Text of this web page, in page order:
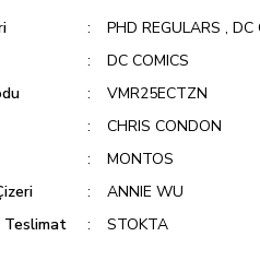
PHD REGULARS , DC
DC COMICS
VMR25ECTZN
CHRIS CONDON
MONTOS
ANNIE WU
Teslimat
STOKTA